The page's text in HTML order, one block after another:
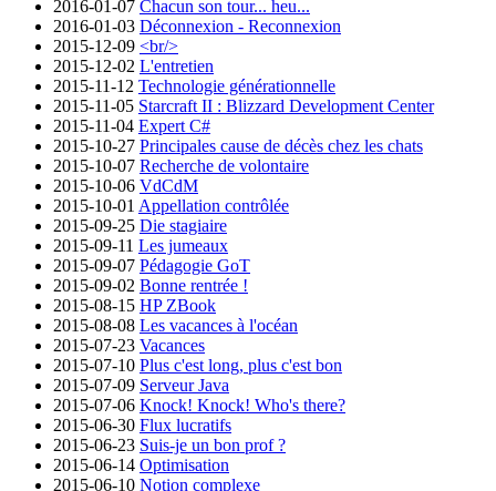
2016-01-07 Chacun son tour... heu...
2016-01-03 Déconnexion - Reconnexion
2015-12-09 <br/>
2015-12-02 L'entretien
2015-11-12 Technologie générationnelle
2015-11-05 Starcraft II : Blizzard Development Center
2015-11-04 Expert C#
2015-10-27 Principales cause de décès chez les chats
2015-10-07 Recherche de volontaire
2015-10-06 VdCdM
2015-10-01 Appellation contrôlée
2015-09-25 Die stagiaire
2015-09-11 Les jumeaux
2015-09-07 Pédagogie GoT
2015-09-02 Bonne rentrée !
2015-08-15 HP ZBook
2015-08-08 Les vacances à l'océan
2015-07-23 Vacances
2015-07-10 Plus c'est long, plus c'est bon
2015-07-09 Serveur Java
2015-07-06 Knock! Knock! Who's there?
2015-06-30 Flux lucratifs
2015-06-23 Suis-je un bon prof ?
2015-06-14 Optimisation
2015-06-10 Notion complexe